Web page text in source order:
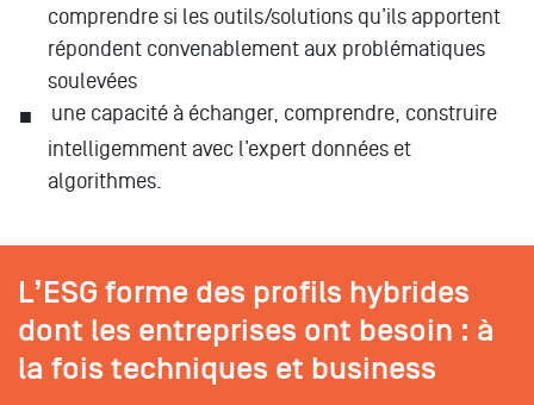
comprendre si les outils/solutions qu’ils apportent
répondent convenablement aux problématiques
soulevées
une capacité à échanger, comprendre, construire
intelligemment avec l’expert données et
algorithmes.
L’ESG forme des profils hybrides
dont les entreprises ont besoin : à
la fois techniques et business